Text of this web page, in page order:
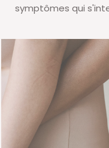
symptômes qui